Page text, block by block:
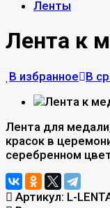
Ленты
Лента к
В избранное В
Лента для
красок в
серебренном
Артикул: L-